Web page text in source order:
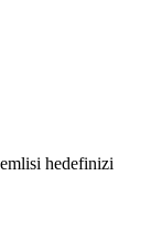
hedefinizi